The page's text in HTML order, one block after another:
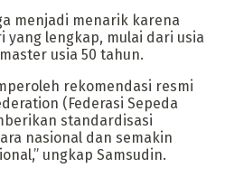
menjadi menarik karena
yang lengkap, mulai dari usia
usia 50 tahun.
rekomendasi resmi
(Federasi Sepeda
standardisasi
nasional dan semakin
ungkap Samsudin.